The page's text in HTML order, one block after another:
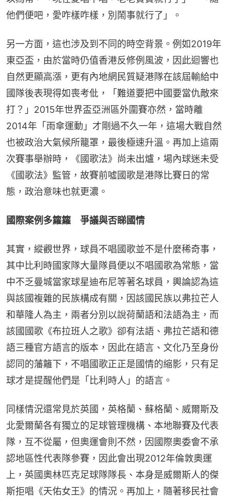
他們便吧，愛咋樣咋樣，別鬧事就行了」。
另一方面，這也涉及到不同的時空背景。例如2019年
東亞盃，由於當時仍值香港反修例風波，因此迴響也
自然更顯高漲，更有內地網民質疑港隊在該屆輸給中
國隊後表現得如喪考仳，「難道要把中國要當仇敵來
打？」2015年世界盃亞洲區外圍賽亦然，當時離
2014年「雨傘運動」才剛過不久一年，這場大戰自然
也被政治大氣候所籠罩，最後極速升溫。再加上這兩
次賽事舉辦時，《國歌法》尚未出爐，場內球迷未受
《國歌法》監管，故賽前噓國歌是港隊比賽日的常
態，政治意味也就更濃。
國際案例多籮籮　爭議與否睇國情
其實，縱觀世界，球員不唱國歌並不是什麼稀奇事，
其中比利時國家隊大量隊員便以不唱國歌為常態，當
中不乏曼城當家球星迪布尼等著名球員，輿論認為這
與該國複雜的民族構成有關，因該國民族以弗拉芒人
和華隆人為主，兩者分別以說荷蘭語和法語為主，而
該國國歌《布拉班人之歌》卻有法語、弗拉芒語和德
語三種官方語言的版本，因此在語言、文化乃至身份
認同的藩籬下，不唱國歌正正是國情的縮影，只有足
球才是提醒他們是「比利時人」的語言。
同樣情況還常見於英國，英格蘭、蘇格蘭、威爾斯及
北愛爾蘭各有獨立的足球管理機構、本地聯賽及代表
隊，互不從屬，但奧運會則不然，因國際奧委會不承
認地區性代表隊參賽，因此會出現2012年倫敦奧運
上，英國奧林匹克足球隊隊長、本身是威爾斯人的傑
斯拒唱《天佑女王》的情況。再加上，隨著移民社會